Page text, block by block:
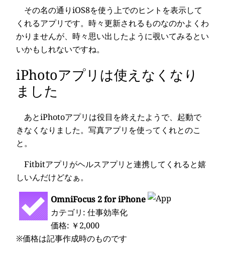
その名の通りiOS8を使う上でのヒントを表示して
くれるアプリです。時々更新されるものなのかよくわ
かりませんが、時々思い出したように覗いてみるとい
いかもしれないですね。
iPhotoアプリは使えなくなり
ました
あとiPhotoアプリは役目を終えたようで、起動で
きなくなりました。写真アプリを使ってくれとのこ
と。
Fitbitアプリがヘルスアプリと連携してくれると嬉
しいんだけどなぁ。
OmniFocus 2 for iPhone
カテゴリ: 仕事効率化
価格: ￥2,000
※価格は記事作成時のものです